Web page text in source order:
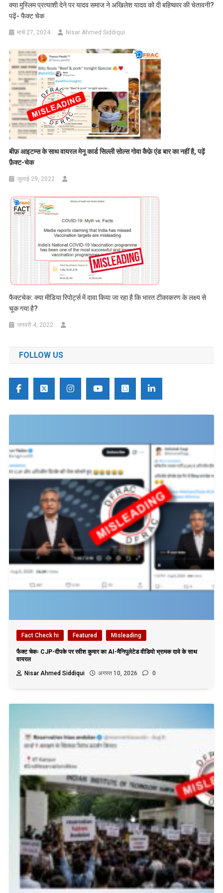
क्या मुस्लिम प्रत्याशी देने पर यादव समाज ने अखिलेश यादव को दी बहिष्कार की चेतावनी?
पढ़ें- फैक्ट चेक
मार्च 27, 2024 Nisar Ahmed Siddiqui
बीफ़ आइटम्स के साथ वायरल मेनू कार्ड सिल्ली सोल्स गोवा कैफ़े एंड बार का नहीं है, पढ़ें
फ़ैक्ट-चेक
जुलाई 29, 2022
फैक्टचेक: क्या मीडिया रिपोर्ट्स में दावा किया जा रहा है कि भारत टीकाकरण के लक्ष्य से
चूक गया है?
जनवरी 4, 2022
FOLLOW US
Fact Check hi Featured Misleading
फैक्ट चेकः CJP-दीपके पर रवीश कुमार का AI-मैनिपुलेटेड वीडियो भ्रामक दावे के साथ
वायरल
Nisar Ahmed Siddiqui
अगस्त 10, 2026 0